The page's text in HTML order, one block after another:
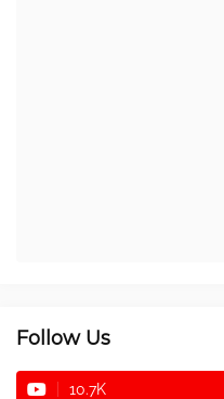
Follow Us
10.7K